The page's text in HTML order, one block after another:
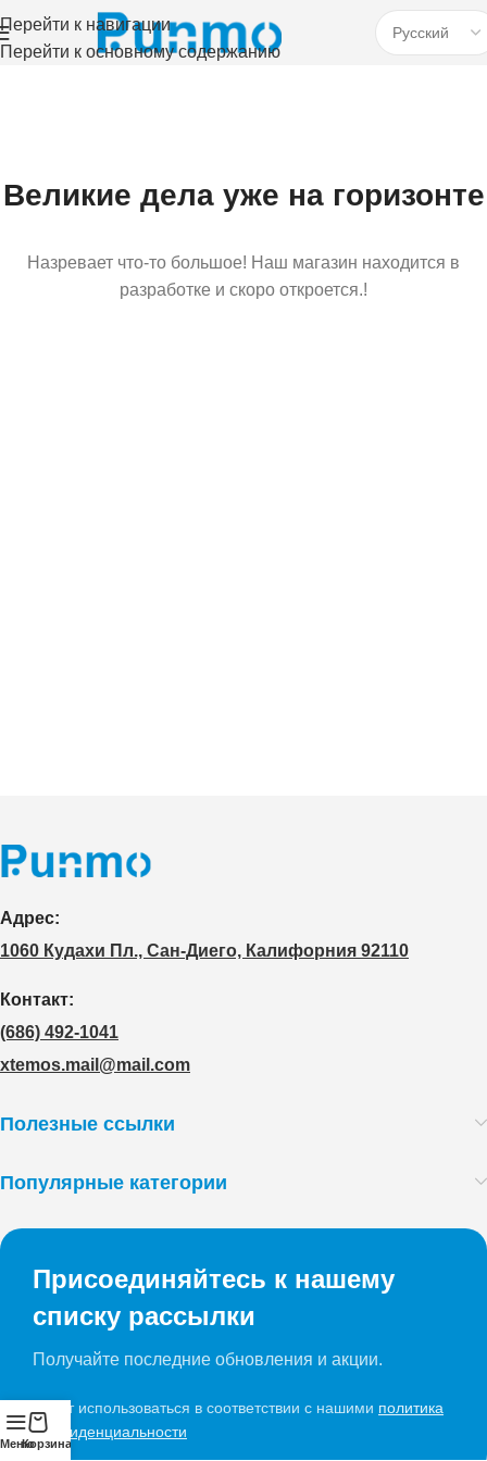
Перейти к навигации
Перейти к основному содержанию
Великие дела уже на горизонте
Назревает что-то большое! Наш магазин находится в
разработке и скоро откроется.!
Адрес:
1060 Кудахи Пл., Сан-Диего, Калифорния 92110
Контакт:
(686) 492-1041
xtemos.mail@mail.com
Полезные ссылки
Популярные категории
Присоединяйтесь к нашему
списку рассылки
Получайте последние обновления и акции.
Будет использоваться в соответствии с нашими политика
конфиденциальности
МенюКорзина